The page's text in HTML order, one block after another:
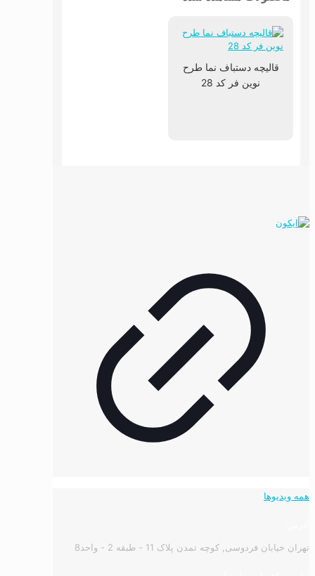
قالیچه دستباف نما طرح
نوین فر کد 28
همه ویدیوها
تهران خیابان فردوسی, کوچه تمدن پلاک 11 - طبقه 2 - واحد8